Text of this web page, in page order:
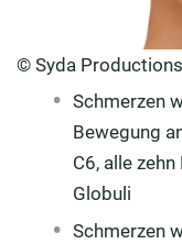
© Syda
Schmerzen
Bewegung
C6, alle
Globuli
Schmerzen